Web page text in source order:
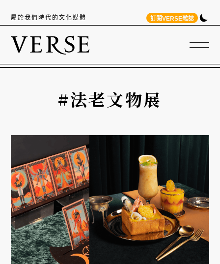
屬於我們時代的文化媒體 訂閱VERSE雜誌
#法老文物展